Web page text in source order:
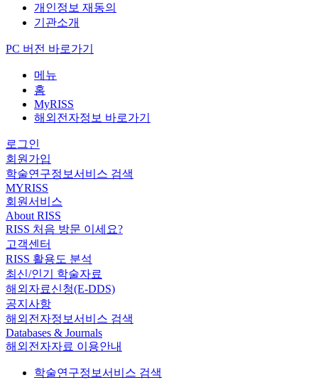
개인정보 재동의
기관소개
PC 버전 바로가기
메뉴
홈
MyRISS
해외전자정보 바로가기
로그인
회원가입
학술연구정보서비스 검색
MYRISS
회원서비스
About RISS
RISS 처음 방문 이세요?
고객센터
RISS 활용도 분석
최신/인기 학술자료
해외자료신청(E-DDS)
공지사항
해외전자정보서비스 검색
Databases & Journals
해외전자자료 이용안내
학술연구정보서비스 검색